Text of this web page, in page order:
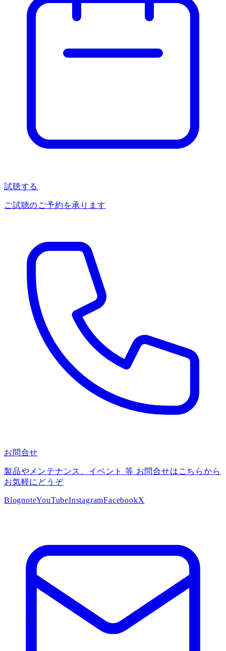
試聴する
ご試聴のご予約を承ります
お問合せ
製品やメンテナンス、イベント 等 お問合せはこちらから
お気軽にどうぞ
BlognoteYouTubeInstagramFacebookX